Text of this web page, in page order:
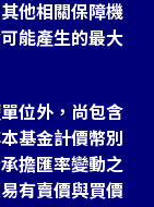
他相關保障機
能產生的最大
位外，尚包含
基金計價幣別
擔匯率變動之
有賣價與買價